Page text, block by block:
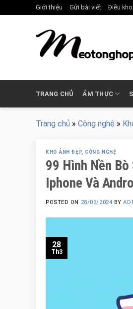
to
Giới thiệu Gửi bài viết Điều
TRANG CHỦ ẨM THỰC
Trang chủ » Công nghệ »
KHO ẢNH ĐẸP, CÔNG NGHỆ
99 Hình Nền
Iphone Và
POSTED ON 28/03/2024 BY
28
Th3